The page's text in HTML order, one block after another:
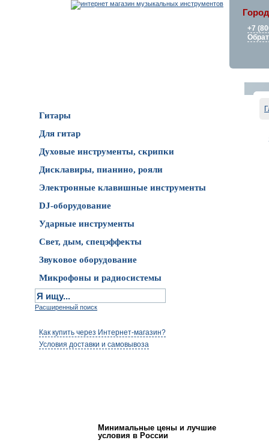
+7
Гитары
Для гитар
Духовые инструменты, скрипки
Дисклавиры, пианино, рояли
Электронные клавишные инструменты
DJ-оборудование
Ударные инструменты
Свет, дым, спецэффекты
Звуковое оборудование
Микрофоны и радиосистемы
Расширенный поиск
Как купить через Интернет-магазин?
Условия доставки и самовывоза
Минимальные цены и лучшие
условия в России